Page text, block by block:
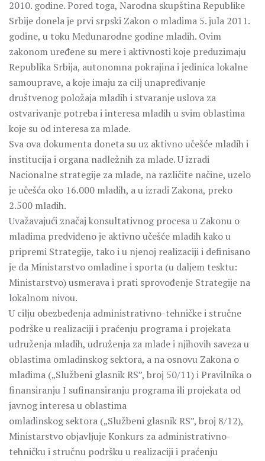
2010. godine. Pored toga, Narodna skupština Republike
Srbije donela je prvi srpski Zakon o mladima 5. jula 2011.
godine, u toku Međunarodne godine mladih. Ovim
zakonom uređene su mere i aktivnosti koje preduzimaju
Republika Srbija, autonomna pokrajina i jedinica lokalne
samouprave, a koje imaju za cilj unapređivanje
društvenog položaja mladih i stvaranje uslova za
ostvarivanje potreba i interesa mladih u svim oblastima
koje su od interesa za mlade.
Sva ova dokumenta doneta su uz aktivno učešće mladih i
institucija i organa nadležnih za mlade. U izradi
Nacionalne strategije za mlade, na različite načine, uzelo
je učešća oko 16.000 mladih, a u izradi Zakona, preko
2.500 mladih.
Uvažavajući značaj konsultativnog procesa u Zakonu o
mladima predviđeno je aktivno učešće mladih kako u
pripremi Strategije, tako i u njenoj realizaciji i definisano
je da Ministarstvo omladine i sporta (u daljem tesktu:
Ministarstvo) usmerava i prati sprovođenje Strategije na
lokalnom nivou.
U cilju obezbeđenja administrativno-tehničke i stručne
podrške u realizaciji i praćenju programa i projekata
udruženja mladih, udruženja za mlade i njihovih saveza u
oblastima omladinskog sektora, a na osnovu Zakona o
mladima („Službeni glasnik RS”, broj 50/11) i Pravilnika o
finansiranju I sufinansiranju programa ili projekata od
javnog interesa u oblastima
omladinskog sektora („Službeni glasnik RS”, broj 8/12),
Ministarstvo objavljuje Konkurs za administrativno-
tehničku i stručnu podršku u realizaciji i praćenju